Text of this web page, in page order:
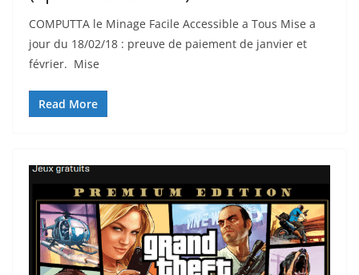
COMPUTTA le Minage Facile Accessible a Tous Mise a
jour du 18/02/18 : preuve de paiement de janvier et
février. Mise
Read More